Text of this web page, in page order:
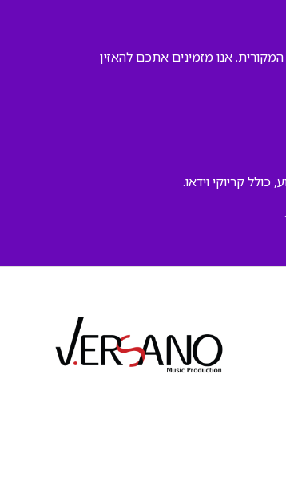
אנו מזמינים אתכם להאזין
קריוקי וידאו.